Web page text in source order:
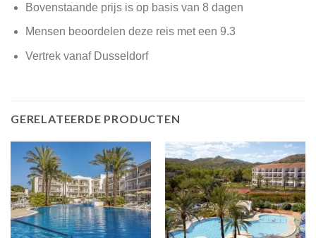
Bovenstaande prijs is op basis van 8 dagen
Mensen beoordelen deze reis met een 9.3
Vertrek vanaf Dusseldorf
GERELATEERDE PRODUCTEN